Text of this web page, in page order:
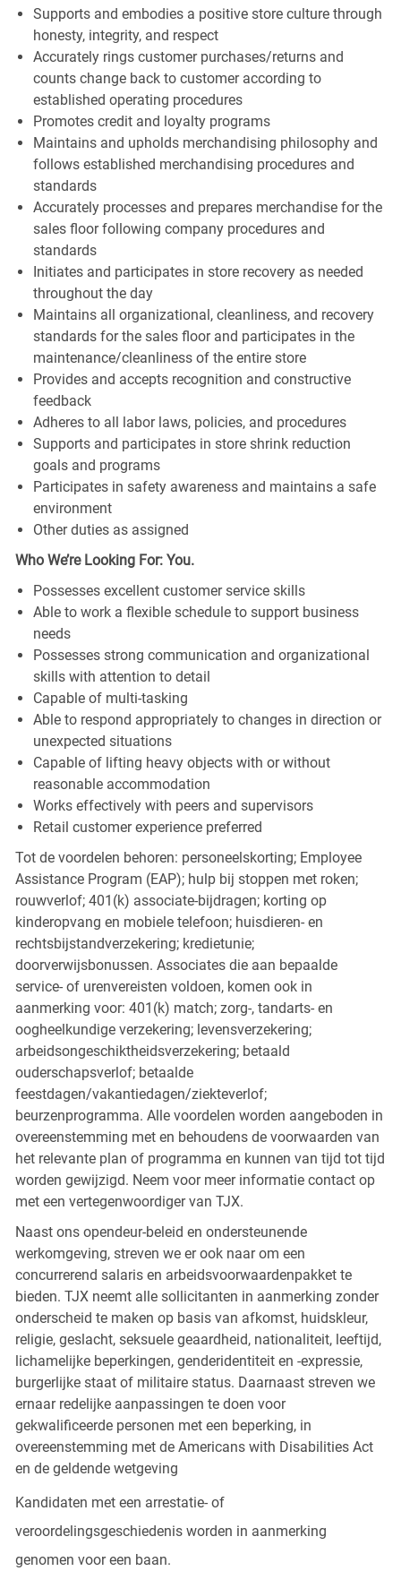
Supports and embodies a positive store culture through
honesty, integrity, and respect
Accurately rings customer purchases/returns and
counts change back to customer according to
established operating procedures
Promotes credit and loyalty programs
Maintains and upholds merchandising philosophy and
follows established merchandising procedures and
standards
Accurately processes and prepares merchandise for the
sales floor following company procedures and
standards
Initiates and participates in store recovery as needed
throughout the day
Maintains all organizational, cleanliness, and recovery
standards for the sales floor and participates in the
maintenance/cleanliness of the entire store
Provides and accepts recognition and constructive
feedback
Adheres to all labor laws, policies, and procedures
Supports and participates in store shrink reduction
goals and programs
Participates in safety awareness and maintains a safe
environment
Other duties as assigned
Who We’re Looking For: You.
Possesses excellent customer service skills
Able to work a flexible schedule to support business
needs
Possesses strong communication and organizational
skills with attention to detail
Capable of multi-tasking
Able to respond appropriately to changes in direction or
unexpected situations
Capable of lifting heavy objects with or without
reasonable accommodation
Works effectively with peers and supervisors
Retail customer experience preferred
Tot de voordelen behoren: personeelskorting; Employee
Assistance Program (EAP); hulp bij stoppen met roken;
rouwverlof; 401(k) associate-bijdragen; korting op
kinderopvang en mobiele telefoon; huisdieren- en
rechtsbijstandverzekering; kredietunie;
doorverwijsbonussen. Associates die aan bepaalde
service- of urenvereisten voldoen, komen ook in
aanmerking voor: 401(k) match; zorg-, tandarts- en
oogheelkundige verzekering; levensverzekering;
arbeidsongeschiktheidsverzekering; betaald
ouderschapsverlof; betaalde
feestdagen/vakantiedagen/ziekteverlof;
beurzenprogramma. Alle voordelen worden aangeboden in
overeenstemming met en behoudens de voorwaarden van
het relevante plan of programma en kunnen van tijd tot tijd
worden gewijzigd. Neem voor meer informatie contact op
met een vertegenwoordiger van TJX.
Naast ons opendeur-beleid en ondersteunende
werkomgeving, streven we er ook naar om een
concurrerend salaris en arbeidsvoorwaardenpakket te
bieden. TJX neemt alle sollicitanten in aanmerking zonder
onderscheid te maken op basis van afkomst, huidskleur,
religie, geslacht, seksuele geaardheid, nationaliteit, leeftijd,
lichamelijke beperkingen, genderidentiteit en -expressie,
burgerlijke staat of militaire status. Daarnaast streven we
ernaar redelijke aanpassingen te doen voor
gekwalificeerde personen met een beperking, in
overeenstemming met de Americans with Disabilities Act
en de geldende wetgeving
Kandidaten met een arrestatie- of
veroordelingsgeschiedenis worden in aanmerking
genomen voor een baan.